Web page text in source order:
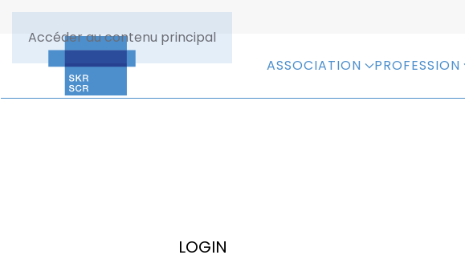
Accéder au contenu principal
ASSOCIATION PROFESSION
LOGIN